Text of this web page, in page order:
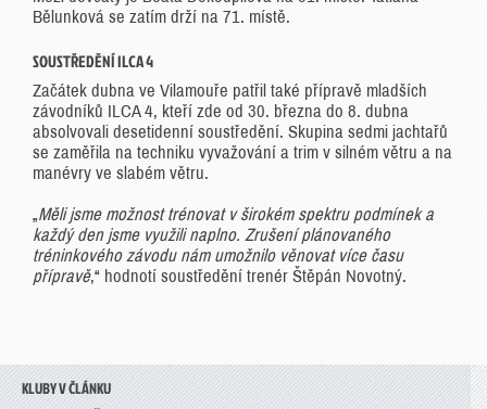
Bělunková se zatím drží na 71. místě.
SOUSTŘEDĚNÍ ILCA 4
Začátek dubna ve Vilamouře patřil také přípravě mladších
závodníků ILCA 4, kteří zde od 30. března do 8. dubna
absolvovali desetidenní soustředění. Skupina sedmi jachtařů
se zaměřila na techniku vyvažování a trim v silném větru a na
manévry ve slabém větru.
„Měli jsme možnost trénovat v širokém spektru podmínek a
každý den jsme využili naplno. Zrušení plánovaného
tréninkového závodu nám umožnilo věnovat více času
přípravě,“ hodnotí soustředění trenér Štěpán Novotný.
KLUBY V ČLÁNKU